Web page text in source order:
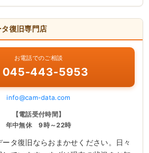
復旧専門店
お電話でのご相談
045-443-5953
info@cam-data.com
【電話受付時間】
年中無休 9時～22時
タ復旧ならおまかせください。日々